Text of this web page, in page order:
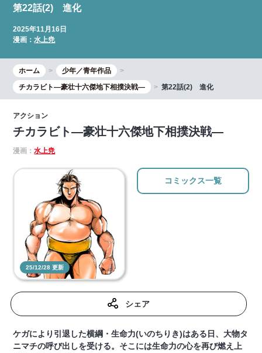
第22話(2) 進化
2025年11月16日
漫画：水上尭
ホーム
少年／青年作品
チカラビト―豪壮十六傑地下相撲決戦―
第22話(2) 進化
アクション
チカラビト―豪壮十六傑地下相撲決戦―
漫画：水上尭
25/12/28 更新
コミックス一覧
シェア
ケガにより引退した横綱・生命力(いのちりき)はある日、大物タ
ニマチの呼び出しを受ける。そこには生命力の心を再び燃え上